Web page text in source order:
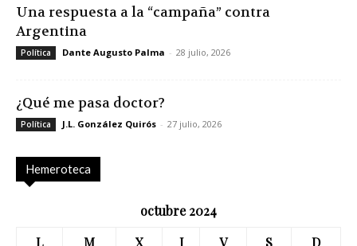
Una respuesta a la “campaña” contra
Argentina
Política Dante Augusto Palma - 28 julio, 2026
¿Qué me pasa doctor?
Política J.L. González Quirós - 27 julio, 2026
Hemeroteca
octubre 2024